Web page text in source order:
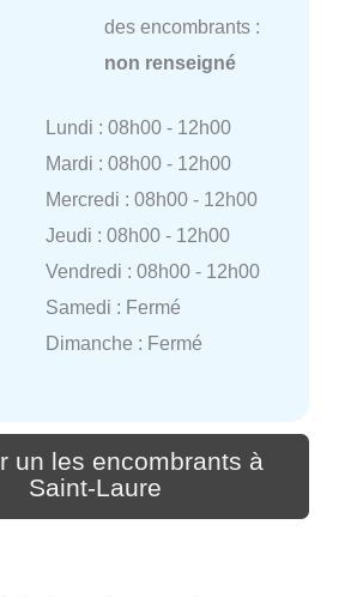
des encombrants :
non renseigné
Lundi : 08h00 - 12h00
Mardi : 08h00 - 12h00
Mercredi : 08h00 - 12h00
Jeudi : 08h00 - 12h00
Vendredi : 08h00 - 12h00
Samedi : Fermé
Dimanche : Fermé
un les encombrants à
Saint-Laure